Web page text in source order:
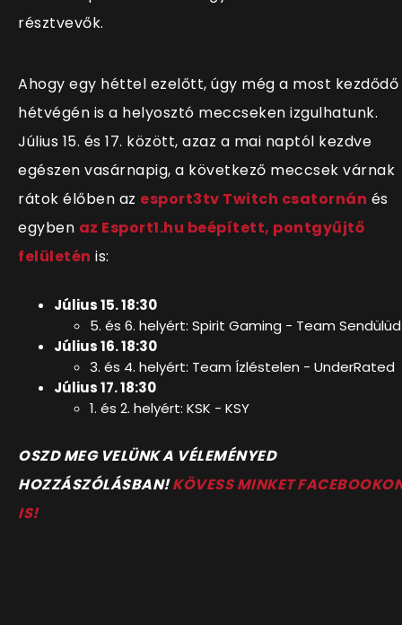
résztvevők.
Ahogy egy héttel ezelőtt, úgy még a most kezdődő
hétvégén is a helyosztó meccseken izgulhatunk.
Július 15. és 17. között, azaz a mai naptól kezdve
egészen vasárnapig, a következő meccsek várnak
rátok élőben az esport3tv Twitch csatornán és
egyben az Esport1.hu beépített, pontgyűjtő
felületén is:
Július 15. 18:30
5. és 6. helyért: Spirit Gaming - Team
Július 16. 18:30
3. és 4. helyért: Team Ízléstelen - UnderRated
Július 17. 18:30
1. és 2. helyért: KSK - KSY
OSZD MEG VELÜNK A VÉLEMÉNYED
HOZZÁSZÓLÁSBAN!KÖVESS MINKET
IS!